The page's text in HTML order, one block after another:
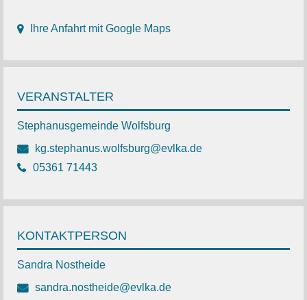
Ihre Anfahrt mit Google Maps
VERANSTALTER
Stephanusgemeinde Wolfsburg
kg.stephanus.wolfsburg@evlka.de
05361 71443
KONTAKTPERSON
Sandra Nostheide
sandra.nostheide@evlka.de